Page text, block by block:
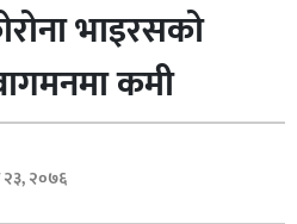
भाइरसको
कमी
२३, २०७६